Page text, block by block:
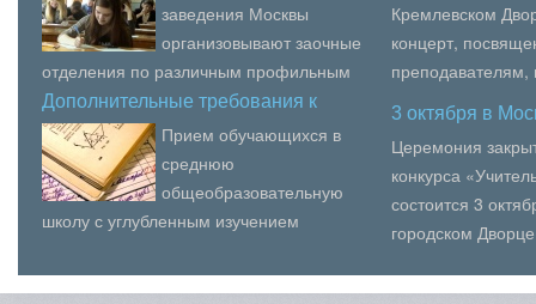
заведения Москвы
организовывают заочные
отделения по различным профильным
направлениям. Поэтому для желающих
получить высшее обр...
Дополнительные требования к
пр…
Прием обучающихся в
среднюю
общеобразовательную
школу с углубленным изучением
лицей, кадетскую школу (кадетскую
Кремлевском
концерт,
образования,
вузов Москвы.В
3 октября в
Церемония
конкурса
состоится 3
городском
Косыг...